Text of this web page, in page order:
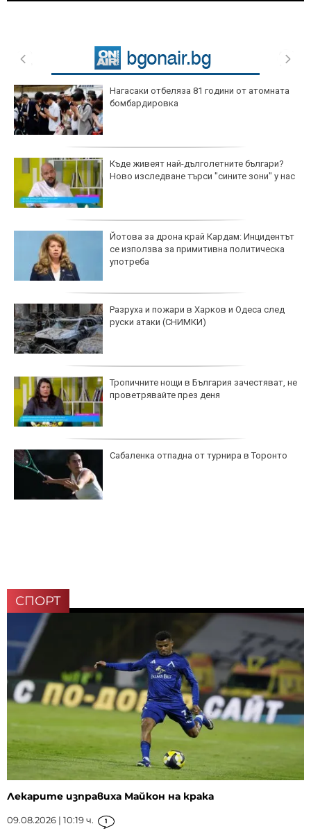
Нагасаки отбеляза 81 години от атомната
бомбардировка
Къде живеят най-дълголетните българи?
Ново изследване търси "сините зони" у нас
Йотова за дрона край Кардам: Инцидентът
се използва за примитивна политическа
употреба
Разруха и пожари в Харков и Одеса след
руски атаки (СНИМКИ)
Тропичните нощи в България зачестяват, не
проветрявайте през деня
Сабаленка отпадна от турнира в Торонто
СПОРТ
Лекарите изправиха Майкон на крака
09.08.2026 | 10:19 ч. 1